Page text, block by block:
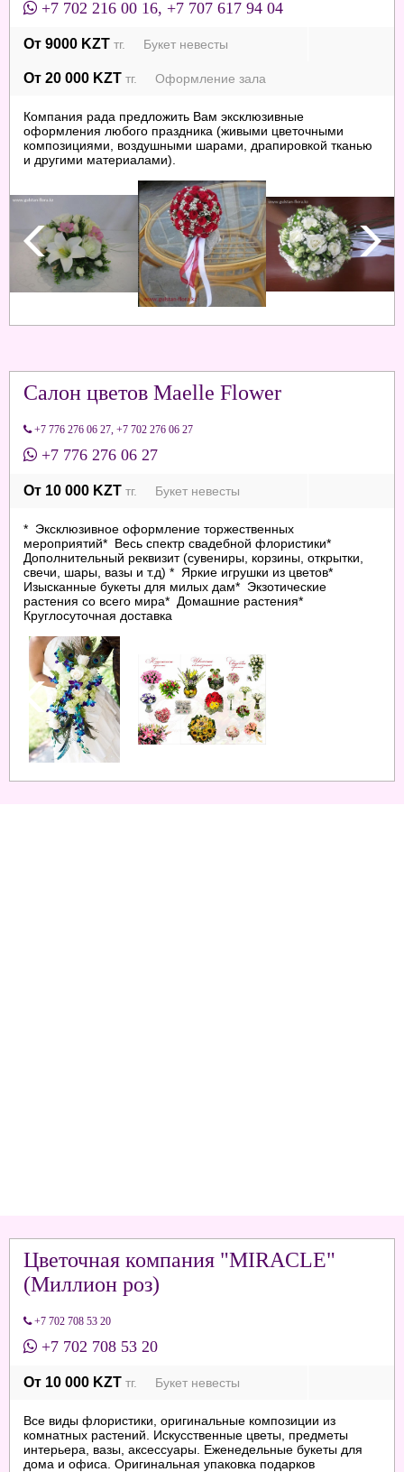
+7 702 216 00 16, +7 707 617 94 04
От 9000 KZT тг. Букет невесты
От 20 000 KZT тг. Оформление зала
Компания рада предложить Вам эксклюзивные
оформления любого праздника (живыми цветочными
композициями, воздушными шарами, драпировкой тканью
и другими материалами).
Салон цветов Maelle Flower
+7 776 276 06 27 +7 702 276 06 27
+7 776 276 06 27
От 10 000 KZT тг. Букет невесты
* Эксклюзивное оформление торжественных
мероприятий* Весь спектр свадебной флористики*
Дополнительный реквизит (сувениры, корзины, открытки,
свечи, шары, вазы и т.д) * Яркие игрушки из цветов*
Изысканные букеты для милых дам* Экзотические
растения со всего мира* Домашние растения*
Круглосуточная доставка
Цветочная компания "MIRACLE"
(Миллион роз)
+7 702 708 53 20
+7 702 708 53 20
От 10 000 KZT тг. Букет невесты
Все виды флористики, оригинальные композиции из
комнатных растений. Искусственные цветы, предметы
интерьера, вазы, аксессуары. Еженедельные букеты для
дома и офиса. Оригинальная упаковка подарков